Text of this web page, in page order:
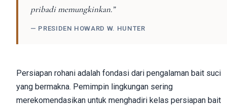
pribadi memungkinkan.”
— PRESIDEN HOWARD W. HUNTER
Persiapan rohani adalah fondasi dari pengalaman bait suci
yang bermakna. Pemimpin lingkungan sering
merekomendasikan untuk menghadiri kelas persiapan bait